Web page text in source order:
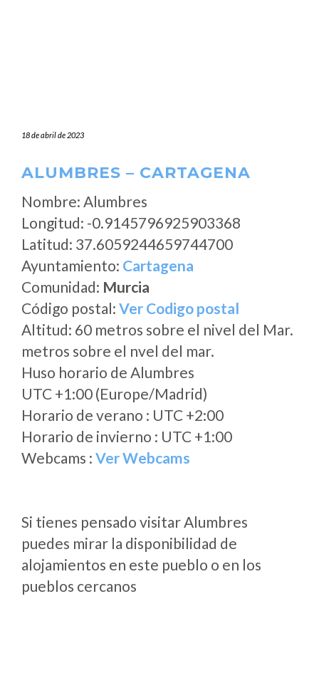
18 de abril de 2023
ALUMBRES – CARTAGENA
Nombre: Alumbres
Longitud: -0.9145796925903368
Latitud: 37.6059244659744700
Ayuntamiento: Cartagena
Comunidad: Murcia
Código postal: Ver Codigo postal
Altitud: 60 metros sobre el nivel del Mar.
metros sobre el nvel del mar.
Huso horario de Alumbres
UTC +1:00 (Europe/Madrid)
Horario de verano : UTC +2:00
Horario de invierno : UTC +1:00
Webcams : Ver Webcams
Si tienes pensado visitar Alumbres
puedes mirar la disponibilidad de
alojamientos en este pueblo o en los
pueblos cercanos